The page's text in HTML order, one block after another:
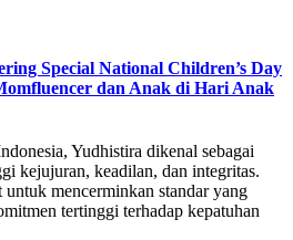
Special National Children’s Day
dan Anak di Hari Anak
Yudhistira dikenal sebagai
kejujuran, keadilan, dan integritas.
mencerminkan standar yang
tertinggi terhadap kepatuhan